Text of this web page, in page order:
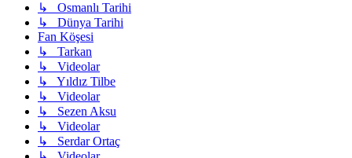
↳ Osmanlı Tarihi
↳ Dünya Tarihi
Fan Köşesi
↳ Tarkan
↳ Videolar
↳ Yıldız Tilbe
↳ Videolar
↳ Sezen Aksu
↳ Videolar
↳ Serdar Ortaç